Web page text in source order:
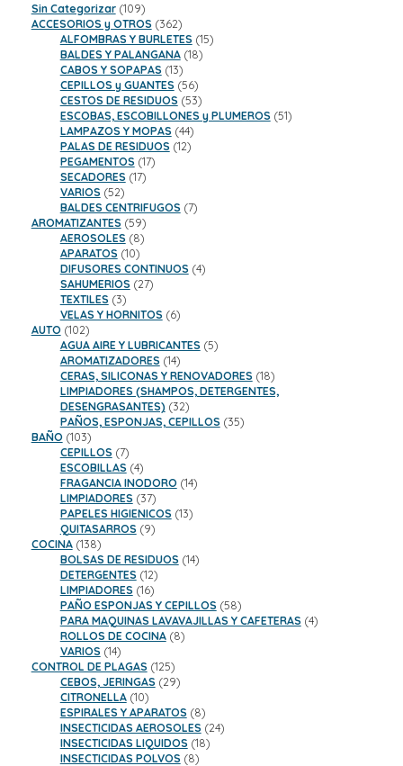
Sin Categorizar 109109
productos
ACCESORIOS y OTROS 362362
productos
ALFOMBRAS Y BURLETES 1515
BALDES Y PALANGANA 1818
CABOS Y SOPAPAS 1313
productos
CEPILLOS y GUANTES 5656
productos
CESTOS DE RESIDUOS 5353
productos
ESCOBAS, ESCOBILLONES y PLUMEROS 5151
LAMPAZOS Y MOPAS 4444
productos
PALAS DE RESIDUOS 1212
PEGAMENTOS 1717
SECADORES 1717
VARIOS 5252
productos
BALDES CENTRIFUGOS 77
AROMATIZANTES 5959
productos
AEROSOLES 88
productos
APARATOS 1010
productos
DIFUSORES CONTINUOS 44
SAHUMERIOS 2727
TEXTILES 33
productos
VELAS Y HORNITOS 66
AUTO 102102
productos
AGUA AIRE Y LUBRICANTES 55
AROMATIZADORES 1414
productos
CERAS, SILICONAS Y RENOVADORES 1818
productos
LIMPIADORES (SHAMPOS, DETERGENTES,
DESENGRASANTES) 3232
productos
PAÑOS, ESPONJAS, CEPILLOS 3535
BAÑO 103103
productos
CEPILLOS 77
productos
ESCOBILLAS 44
productos
FRAGANCIA INODORO 1414
LIMPIADORES 3737
productos
PAPELES HIGIENICOS 1313
QUITASARROS 99
COCINA 138138
productos
BOLSAS DE RESIDUOS 1414
DETERGENTES 1212
productos
LIMPIADORES 1616
productos
PAÑO ESPONJAS Y CEPILLOS 5858
productos
PARA MAQUINAS LAVAVAJILLAS Y CAFETERAS 44
ROLLOS DE COCINA 88
VARIOS 1414
productos
CONTROL DE PLAGAS 125125
productos
CEBOS, JERINGAS 2929
CITRONELLA 1010
productos
ESPIRALES Y APARATOS 88
productos
INSECTICIDAS AEROSOLES 2424
INSECTICIDAS LIQUIDOS 1818
INSECTICIDAS POLVOS 88